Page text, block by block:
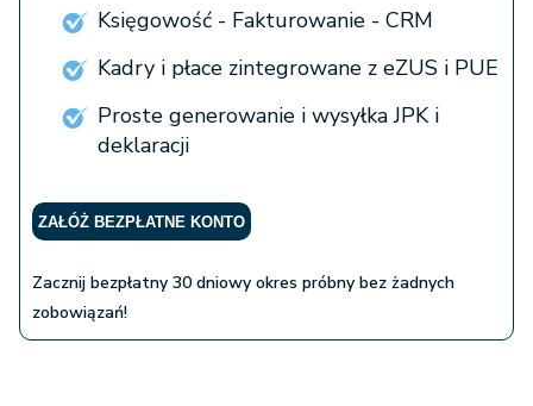
Księgowość - Fakturowanie - CRM
Kadry i płace zintegrowane z eZUS i PUE
Proste generowanie i wysyłka JPK i
deklaracji
ZAŁÓŻ BEZPŁATNE KONTO
Zacznij bezpłatny 30 dniowy okres próbny bez żadnych
zobowiązań!